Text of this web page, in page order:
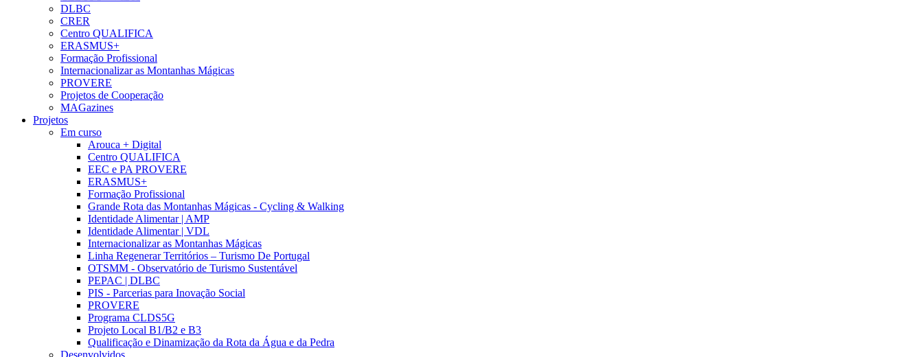
DLBC
CRER
Centro QUALIFICA
ERASMUS+
Formação Profissional
Internacionalizar as Montanhas Mágicas
PROVERE
Projetos de Cooperação
MAGazines
Projetos
Em curso
Arouca + Digital
Centro QUALIFICA
EEC e PA PROVERE
ERASMUS+
Formação Profissional
Grande Rota das Montanhas Mágicas - Cycling & Walking
Identidade Alimentar | AMP
Identidade Alimentar | VDL
Internacionalizar as Montanhas Mágicas
Linha Regenerar Territórios – Turismo De Portugal
OTSMM - Observatório de Turismo Sustentável
PEPAC | DLBC
PIS - Parcerias para Inovação Social
PROVERE
Programa CLDS5G
Projeto Local B1/B2 e B3
Qualificação e Dinamização da Rota da Água e da Pedra
Desenvolvidos